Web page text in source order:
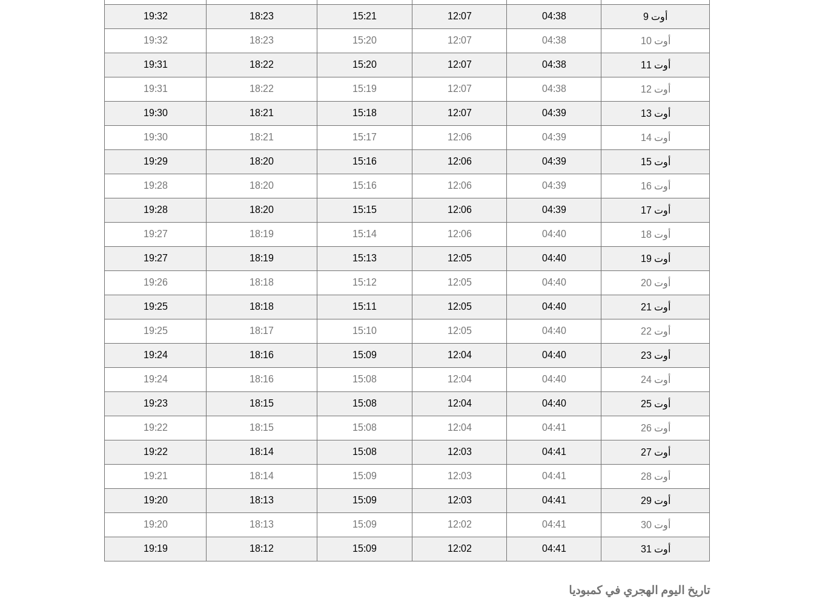
أوت 9 04:38
12:07
15:21
18:23
19:32
أوت 10 04:38
12:07
15:20
18:23
19:32
أوت 11 04:38
12:07
15:20
18:22
19:31
أوت 12 04:38
12:07
15:19
18:22
19:31
أوت 13 04:39
12:07
15:18
18:21
19:30
أوت 14 04:39
12:06
15:17
18:21
19:30
أوت 15 04:39
12:06
15:16
18:20
19:29
أوت 16 04:39
12:06
15:16
18:20
19:28
أوت 17 04:39
12:06
15:15
18:20
19:28
أوت 18 04:40
12:06
15:14
18:19
19:27
أوت 19 04:40
12:05
15:13
18:19
19:27
أوت 20 04:40
12:05
15:12
18:18
19:26
أوت 21 04:40
12:05
15:11
18:18
19:25
أوت 22 04:40
12:05
15:10
18:17
19:25
أوت 23 04:40
12:04
15:09
18:16
19:24
أوت 24 04:40
12:04
15:08
18:16
19:24
أوت 25 04:40
12:04
15:08
18:15
19:23
أوت 26 04:41
12:04
15:08
18:15
19:22
أوت 27 04:41
12:03
15:08
18:14
19:22
أوت 28 04:41
12:03
15:09
18:14
19:21
أوت 29 04:41
12:03
15:09
18:13
19:20
أوت 30 04:41
12:02
15:09
18:13
19:20
أوت 31 04:41
12:02
15:09
18:12
19:19
تاريخ اليوم الهجري في كمبوديا